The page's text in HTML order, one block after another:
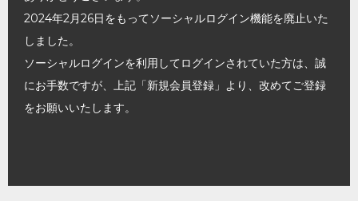
2024年2月26日をもってソーシャルログイン機能を廃止いた
しました。
ソーシャルログインを利用してログインされていた方は、誠
にお手数ですが、上記「新規会員登録」より、改めてご登録
をお願いいたします。